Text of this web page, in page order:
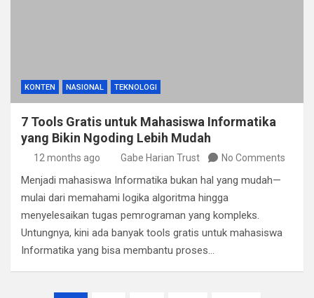
KONTEN NASIONAL TEKNOLOGI
7 Tools Gratis untuk Mahasiswa Informatika
yang Bikin Ngoding Lebih Mudah
12 months ago Gabe Harian Trust No Comments
Menjadi mahasiswa Informatika bukan hal yang mudah—
mulai dari memahami logika algoritma hingga
menyelesaikan tugas pemrograman yang kompleks.
Untungnya, kini ada banyak tools gratis untuk mahasiswa
Informatika yang bisa membantu proses…